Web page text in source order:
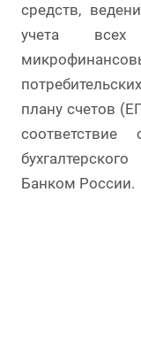
средств,
учета всех
плану счетов
Банком России.